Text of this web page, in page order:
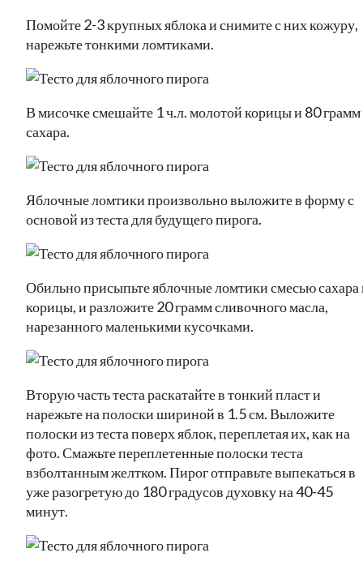
Помойте 2-3 крупных яблока и снимите с них кожуру,
нарежьте тонкими ломтиками.
В мисочке смешайте 1 ч.л. молотой корицы и 80 грамм
сахара.
Яблочные ломтики произвольно выложите в форму с
основой из теста для будущего пирога.
Обильно присыпьте яблочные ломтики смесью сахара
корицы, и разложите 20 грамм сливочного масла,
нарезанного маленькими кусочками.
Вторую часть теста раскатайте в тонкий пласт и
нарежьте на полоски шириной в 1.5 см. Выложите
полоски из теста поверх яблок, переплетая их, как на
фото. Смажьте переплетенные полоски теста
взболтанным желтком. Пирог отправьте выпекаться в
уже разогретую до 180 градусов духовку на 40-45
минут.